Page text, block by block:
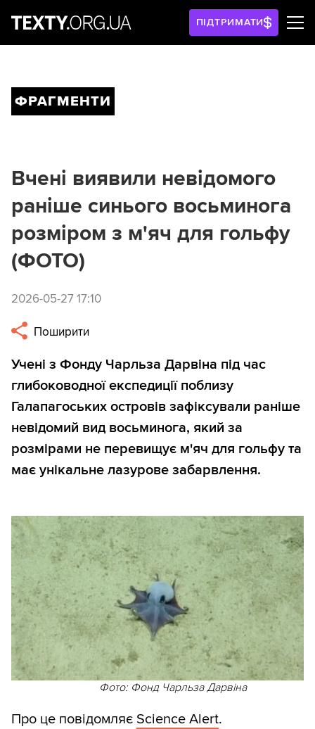
ПІДТРИМАТИ
ФРАГМЕНТИ
Вчені виявили невідомого
раніше синього восьминога
розміром з м'яч для гольфу
(ФОТО)
2026-05-27 17:10
Поширити
Учені з Фонду Чарльза Дарвіна під час
глибоководної експедиції поблизу
Галапагоських островів зафіксували раніше
невідомий вид восьминога, який за
розмірами не перевищує м'яч для гольфу та
має унікальне лазурове забарвлення.
Фото: Фонд Чарльза Дарвіна
Про це повідомляє Science Alert.